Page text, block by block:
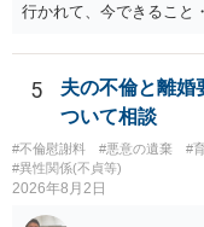
行かれて、今できること
5
夫の不倫と離婚
ついて相談
#不倫慰謝料 #悪意の遺棄 #
#異性関係(不貞等)
2026年8月2日